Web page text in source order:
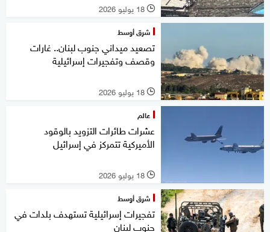
l 18 يوليو 2026
شرق أوسط
تصعيد ميداني جنوب لبنان.. غارات
وقصف وتفجيرات إسرائيلية
l 18 يوليو 2026
عالم
عشرات طائرات التزويد بالوقود
الأميركية تتمركز في إسرائيل
l 18 يوليو 2026
شرق أوسط
تفجيرات إسرائيلية تستهدف بلدات في
جنوب لبنان